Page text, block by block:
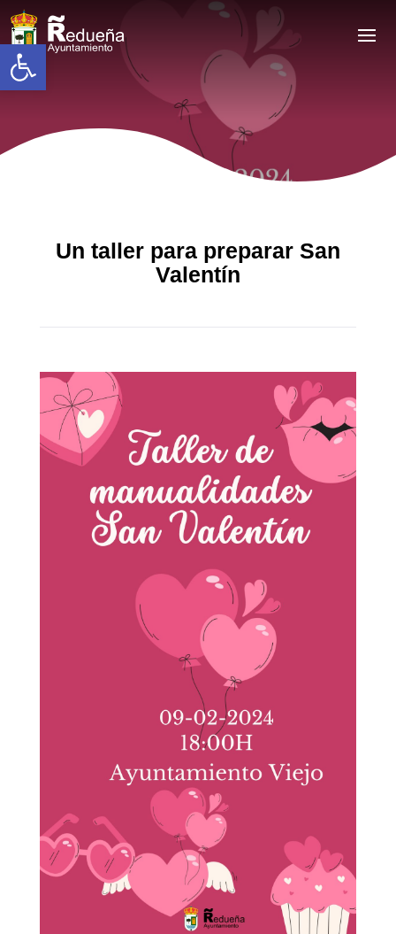
Abrir barra de herramientas
Un taller para preparar San
Valentín